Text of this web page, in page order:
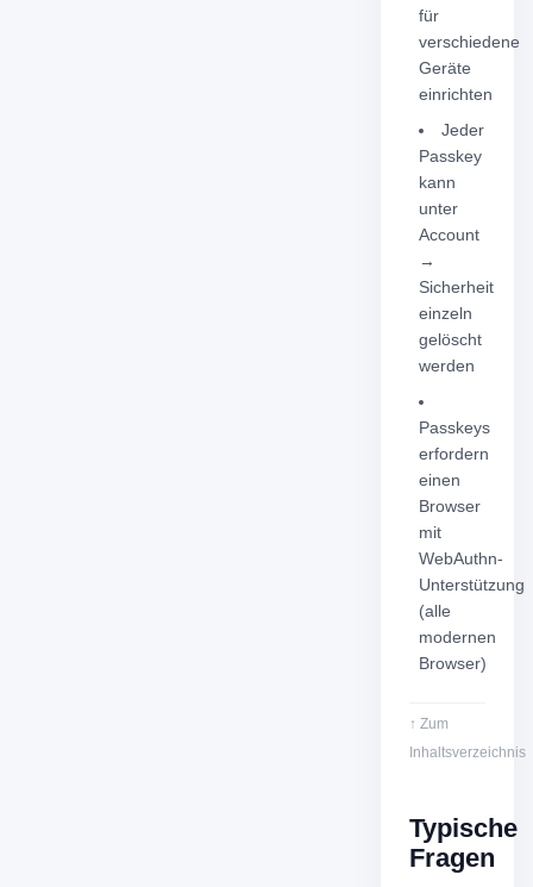
für
verschiedene
Geräte
einrichten
Jeder
Passkey
kann
unter
Account
→
Sicherheit
einzeln
gelöscht
werden
Passkeys
erfordern
einen
Browser
mit
WebAuthn-
Unterstützung
(alle
modernen
Browser)
↑ Zum
Inhaltsverzeichnis
Typische
Fragen